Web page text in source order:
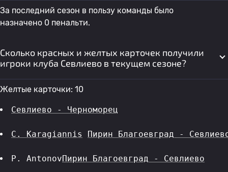
За последний сезон в пользу команды было
назначено 0 пенальти.
Сколько красных и желтых карточек получили
игроки клуба Севлиево в текущем сезоне?
Желтые карточки: 10
Севлиево - Черноморец
C. Karagiannis Пирин Благоевград -
P. AntonovПирин Благоевград - Севлиево